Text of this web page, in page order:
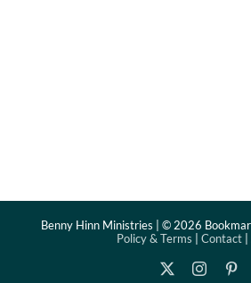
Benny Hinn Ministries | © 2026
Policy & Terms
Contact